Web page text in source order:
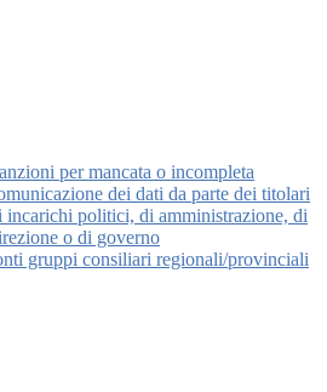
per mancata o incompleta
dei dati da parte dei titolari
incarichi politici, di amministrazione, di
o di governo
gruppi consiliari regionali/provinciali